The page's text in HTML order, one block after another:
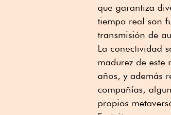
que garantiza
tiempo real son
transmisión de
La conectividad
madurez de este
años, y además
compañías,
propios